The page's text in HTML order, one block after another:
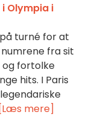
Olympia i
turné for at
fra sit
og fortolke
hits. I Paris
[Læs mere]